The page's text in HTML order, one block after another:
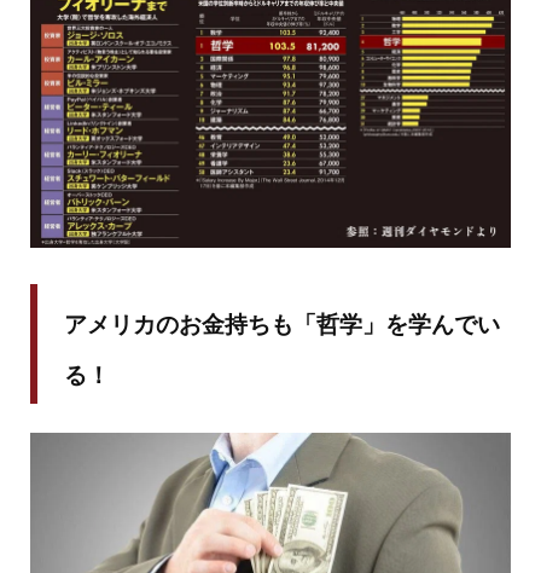
アメリカのお金持ちも「哲学」を学んでい
る！